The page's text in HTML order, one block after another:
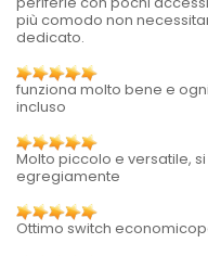
più comodo non
dedicato.
funziona molto bene e
incluso
Molto piccolo e versatile,
egregiamente
Ottimo switch